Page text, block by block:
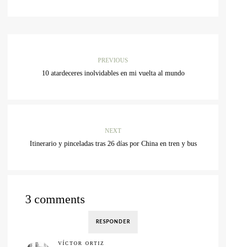
PREVIOUS
10 atardeceres inolvidables en mi vuelta al mundo
NEXT
Itinerario y pinceladas tras 26 días por China en tren y bus
3 comments
RESPONDER
VÍCTOR ORTIZ